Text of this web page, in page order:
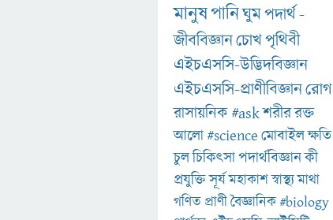
মানুষপানিঘুমপদার্থ-
জীববিজ্ঞানচোখপৃথিবী
এইচএসসি-উদ্ভিদবিজ্ঞান
এইচএসসি-প্রাণীবিজ্ঞানরোগ
রাসায়নিক#askশরীররক্ত
আলো#scienceমোবাইলক্ষতি
চুলচিকিৎসাপদার্থবিজ্ঞানকী
প্রযুক্তিসূর্যমহাকাশস্বাস্থ্যমাথা
গণিত প্রাণীবৈজ্ঞানিক#biology